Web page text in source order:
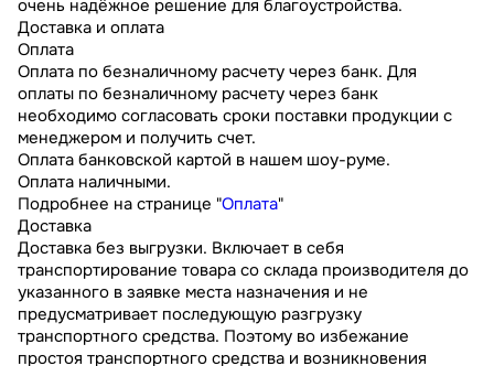
очень надёжное решение для благоустройства.
Доставка и оплата
Оплата
Оплата по безналичному расчету через банк. Для
оплаты по безналичному расчету через банк
необходимо согласовать сроки поставки продукции с
менеджером и получить счет.
Оплата банковской картой в нашем шоу-руме.
Оплата наличными.
Подробнее на странице "Оплата"
Доставка
Доставка без выгрузки. Включает в себя
транспортирование товара со склада производителя до
указанного в заявке места назначения и не
предусматривает последующую разгрузку
транспортного средства. Поэтому во избежание
простоя транспортного средства и возникновения